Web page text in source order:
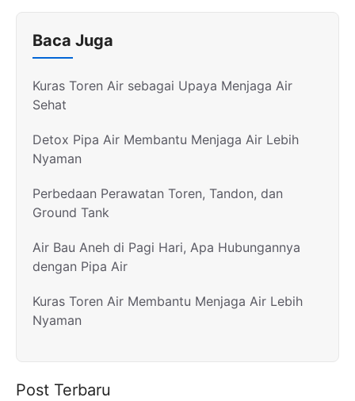
Baca Juga
Kuras Toren Air sebagai Upaya Menjaga Air
Sehat
Detox Pipa Air Membantu Menjaga Air Lebih
Nyaman
Perbedaan Perawatan Toren, Tandon, dan
Ground Tank
Air Bau Aneh di Pagi Hari, Apa Hubungannya
dengan Pipa Air
Kuras Toren Air Membantu Menjaga Air Lebih
Nyaman
Post Terbaru